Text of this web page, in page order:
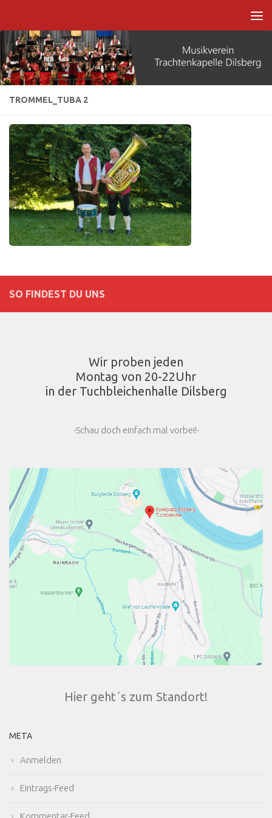
TROMMEL_TUBA 2
SO FINDEST DU UNS
Wir proben jeden
Montag von 20-22Uhr
in der Tuchbleichenhalle Dilsberg
-Schau doch einfach mal vorbei!-
Hier geht´s zum Standort!
META
Anmelden
Eintrags-Feed